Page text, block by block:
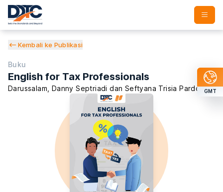
GMT
Kembali ke Publikasi
Buku
English for Tax Professionals
Darussalam Danny Septriadi dan Seftyana Trisia Pardosi